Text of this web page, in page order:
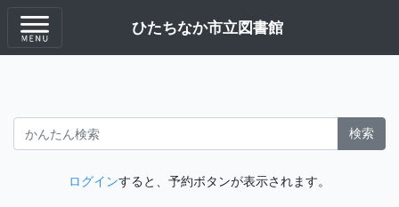
ひたちなか市立図書館
検索
ログインすると、予約ボタンが表示されます。